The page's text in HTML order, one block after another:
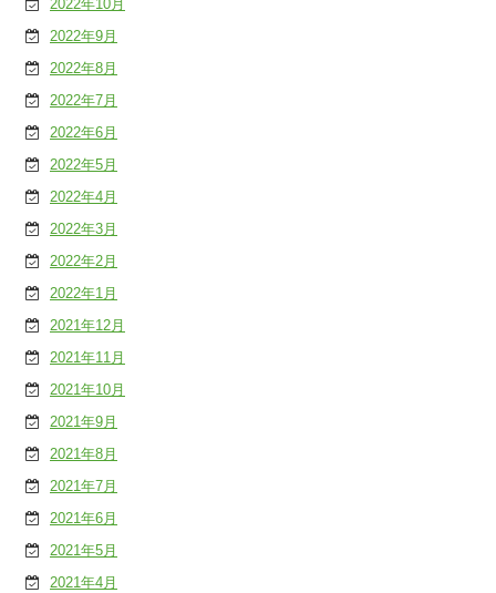
2022年10月
2022年9月
2022年8月
2022年7月
2022年6月
2022年5月
2022年4月
2022年3月
2022年2月
2022年1月
2021年12月
2021年11月
2021年10月
2021年9月
2021年8月
2021年7月
2021年6月
2021年5月
2021年4月